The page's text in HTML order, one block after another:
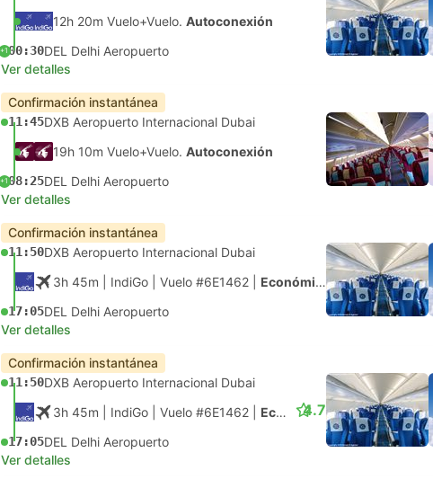
12h 20m Vuelo+Vuelo. Autoconexión
+100:30DEL Delhi Aeropuerto
Ver detalles
Confirmación instantánea
11:45DXB Aeropuerto Internacional Dubai
19h 10m Vuelo+Vuelo. Autoconexión
+108:25DEL Delhi Aeropuerto
Ver detalles
Confirmación instantánea
11:50DXB Aeropuerto Internacional Dubai
3h 45m | IndiGo Vuelo #6E1462 Económica
17:05DEL Delhi Aeropuerto
Ver detalles
Confirmación instantánea
11:50DXB Aeropuerto Internacional Dubai
3h 45m | IndiGo Vuelo #6E1462 Económica
17:05DEL Delhi Aeropuerto
4.7
Ver detalles